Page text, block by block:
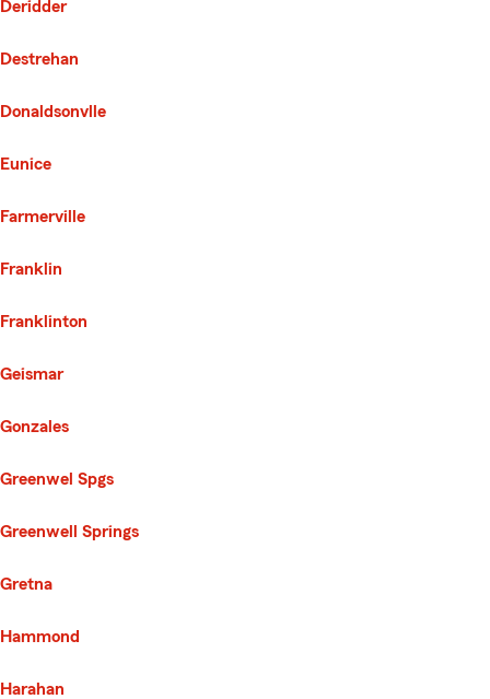
Deridder
Destrehan
Donaldsonvlle
Eunice
Farmerville
Franklin
Franklinton
Geismar
Gonzales
Greenwel Spgs
Greenwell Springs
Gretna
Hammond
Harahan